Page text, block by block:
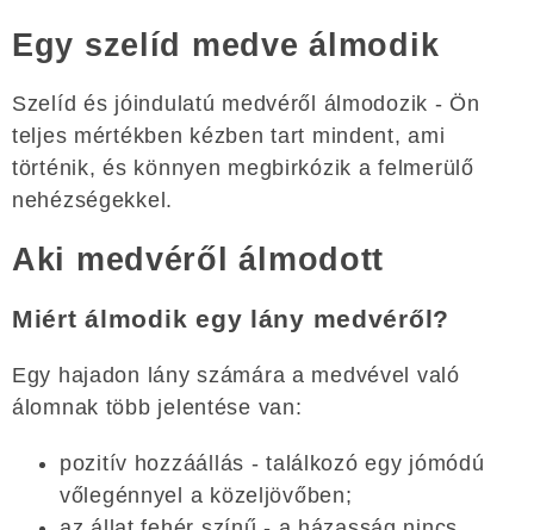
Egy szelíd medve álmodik
Szelíd és jóindulatú medvéről álmodozik - Ön
teljes mértékben kézben tart mindent, ami
történik, és könnyen megbirkózik a felmerülő
nehézségekkel.
Aki medvéről álmodott
Miért álmodik egy lány medvéről?
Egy hajadon lány számára a medvével való
álomnak több jelentése van:
pozitív hozzáállás - találkozó egy jómódú
vőlegénnyel a közeljövőben;